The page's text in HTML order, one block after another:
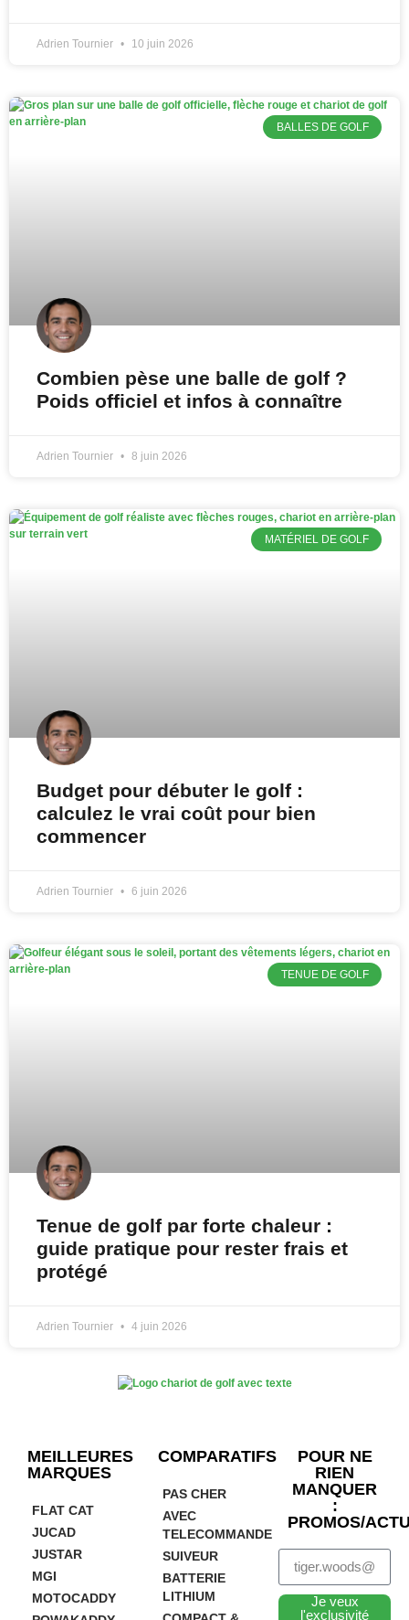
Adrien Tournier 10 juin 2026
BALLES DE GOLF
Combien pèse une balle de golf ?
Poids officiel et infos à connaître
Adrien Tournier 8 juin 2026
MATÉRIEL DE GOLF
Budget pour débuter le golf :
calculez le vrai coût pour bien
commencer
Adrien Tournier 6 juin 2026
TENUE DE GOLF
Tenue de golf par forte chaleur :
guide pratique pour rester frais et
protégé
Adrien Tournier 4 juin 2026
MEILLEURES
MARQUES
FLAT CAT
JUCAD
JUSTAR
MGI
MOTOCADDY
COMPARATIFS
PAS CHER
AVEC
TELECOMMANDE
SUIVEUR
BATTERIE
LITHIUM
POUR NE
RIEN
MANQUER
:
PROMOS/
Je veux
l'exclusivité